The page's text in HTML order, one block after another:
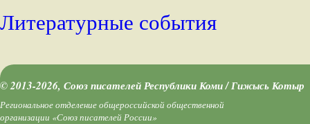
Литературные события
© 2013-2026, Союз писателей Республики Коми / Гижысь Котыр
Региональное отделение общероссийской общественной
организации «Союз писателей России»